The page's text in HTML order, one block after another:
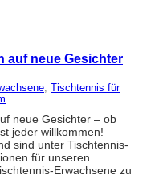
auf neue Gesichter
Tischtennis für
neue Gesichter – ob
jeder willkommen!
sind unter Tischtennis-
für unseren
Erwachsene zu